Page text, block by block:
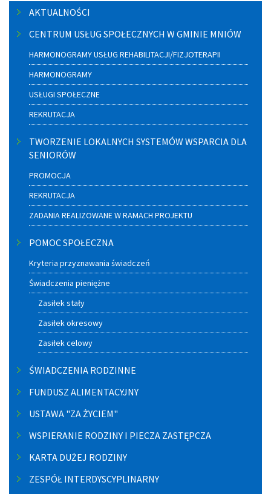
MenuAKTUALNOŚCI
CENTRUM USŁUG SPOŁECZNYCH W GMINIE MNIÓW
HARMONOGRAMY USŁUG REHABILITACJI/FIZJOTERAPII
HARMONOGRAMY
USŁUGI SPOŁECZNE
REKRUTACJA
TWORZENIE LOKALNYCH SYSTEMÓW WSPARCIA DLA
SENIORÓW
PROMOCJA
REKRUTACJA
ZADANIA REALIZOWANE W RAMACH PROJEKTU
POMOC SPOŁECZNA
Kryteria przyznawania świadczeń
Świadczenia pieniężne
Zasiłek stały
Zasiłek okresowy
Zasiłek celowy
ŚWIADCZENIA RODZINNE
FUNDUSZ ALIMENTACYJNY
USTAWA "ZA ŻYCIEM"
WSPIERANIE RODZINY I PIECZA ZASTĘPCZA
KARTA DUŻEJ RODZINY
ZESPÓŁ INTERDYSCYPLINARNY